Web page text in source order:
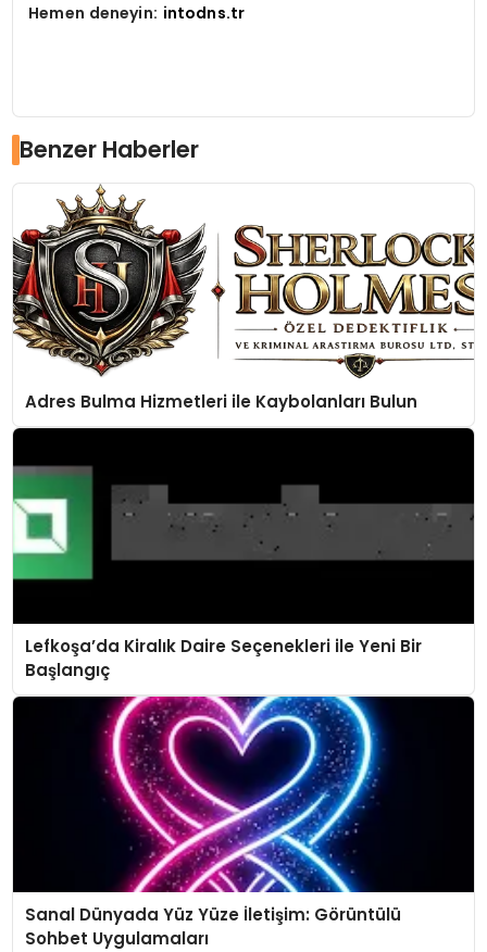
Hemen deneyin: intodns.tr
Benzer Haberler
Adres Bulma Hizmetleri ile Kaybolanları Bulun
Lefkoşa’da Kiralık Daire Seçenekleri ile Yeni Bir
Başlangıç
Sanal Dünyada Yüz Yüze İletişim: Görüntülü
Sohbet Uygulamaları